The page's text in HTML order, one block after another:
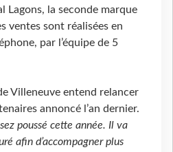
Lagons, la seconde marque
ventes sont réalisées en
par l’équipe de 5
Villeneuve entend relancer
annoncé l’an dernier.
poussé cette année. Il va
afin d’accompagner plus